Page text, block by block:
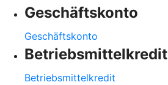
Geschäftskonto
Geschäftskonto
Betriebsmittelkredit
Betriebsmittelkredit